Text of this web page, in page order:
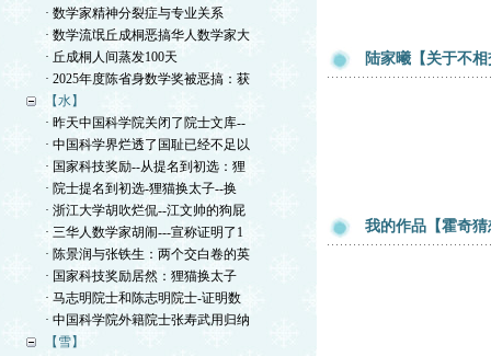
· 数学家精神分裂症与专业关系
· 数学流氓丘成桐恶搞华人数学家大
· 丘成桐人间蒸发100天
· 2025年度陈省身数学奖被恶搞：获
【水】
· 昨天中国科学院关闭了院士文库--
· 中国科学界烂透了国耻已经不足以
· 国家科技奖励--从提名到初选：狸
· 院士提名到初选-狸猫换太子--换
· 浙江大学胡吹烂侃--江文帅的狗屁
· 三华人数学家胡闹---宣称证明了1
· 陈景润与张铁生：两个交白卷的英
· 国家科技奖励居然：狸猫换太子
· 马志明院士和陈志明院士-证明数
· 中国科学院外籍院士张寿武用归纳
【雪】
陆家曦【关于不
我的作品【霍奇